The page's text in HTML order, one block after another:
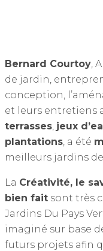
Bernard Courtoy,
de jardin,
conception,
et leurs entretiens
terrasses, jeux
plantations, a été
meilleurs jardins
La Créativité, le
bien fait sont très
Jardins Du Pays
imaginé sur base
futurs projets afin